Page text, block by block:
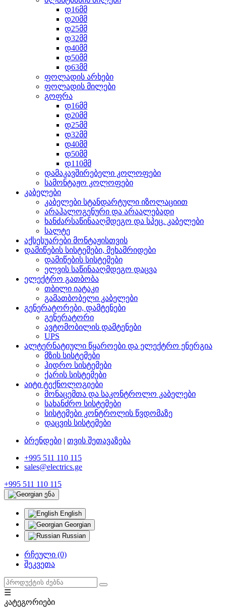
დ16მმ
დ20მმ
დ25მმ
დ32მმ
დ40მმ
დ50მმ
დ63მმ
ფოლადის არხები
ფოლადის მილები
გოფრა
დ16მმ
დ20მმ
დ25მმ
დ32მმ
დ40მმ
დ50მმ
დ110მმ
დამაკავშირებელი კოლოფები
სამონტაჟო კოლოფები
კაბელები
კაბელები სტანდარტული იზოლაციით
არაჰალოგენური და არაალებადი
ხანძარსაწინააღმდეგო და სპეც. კაბელები
სალტე
აქსესუარები მონტაჟისთვის
დამიწების სისტემები, მეხამრიდები
დამიწების სისტემები
ელვის საწინააღმდეგო დაცვა
ელექტრო გათბობა
თბილი იატაკი
გამათბობელი კაბელები
გენერატორები, დამტენები
გენერატორი
ავტომობილის დამტენები
UPS
ალტერნატიული წყაროები და ელექტრო ენერგია
მზის სისტემები
ჰიდრო სისტემები
ქარის სისტემები
აიტი ტექნოლოგიები
მონაცემთა და საკონტროლო კაბელები
სახანძრო სისტემები
სისტემები კონტროლის წვდომაზე
დაცვის სისტემები
ბრენდები | თვის შეთავაზება
+995 511 110 115
sales@electrics.ge
+995 511 110 115
ენა
English
Georgian
Russian
რჩეული (0)
შეკვეთა
☰
კატეგორიები